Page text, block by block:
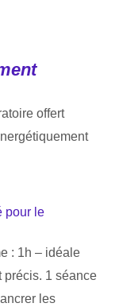
offert
pour le
: 1h – idéale
précis. 1 séance
les